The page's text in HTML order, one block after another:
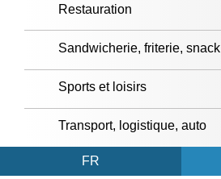
Restauration
Sandwicherie, friterie, snack
Sports et loisirs
Transport, logistique, auto
FR